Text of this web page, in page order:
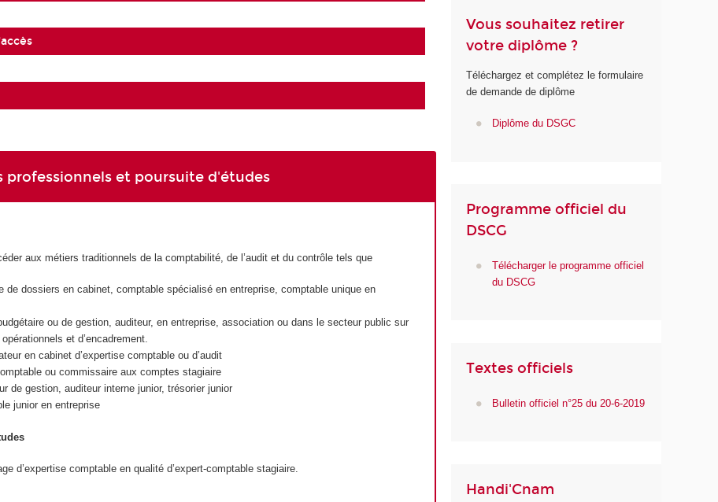
professionnels et poursuite d'études
aux métiers traditionnels de la comptabilité, de l’audit et du contrôle tels que
de dossiers en cabinet, comptable spécialisé en entreprise, comptable unique en
ou de gestion, auditeur, en entreprise, association ou dans le secteur public sur
et d’encadrement.
en cabinet d’expertise comptable ou d’audit
ou commissaire aux comptes stagiaire
de gestion, auditeur interne junior, trésorier junior
junior en entreprise
d’expertise comptable en qualité d’expert-comptable stagiaire.
Vous souhaitez retirer
votre diplôme ?
Téléchargez et complétez le formulaire
de demande de diplôme
Diplôme du DSGC
Programme officiel du
DSCG
Télécharger le programme officiel
du DSCG
Textes officiels
Bulletin officiel n°25 du 20-6-2019
Handi'Cnam